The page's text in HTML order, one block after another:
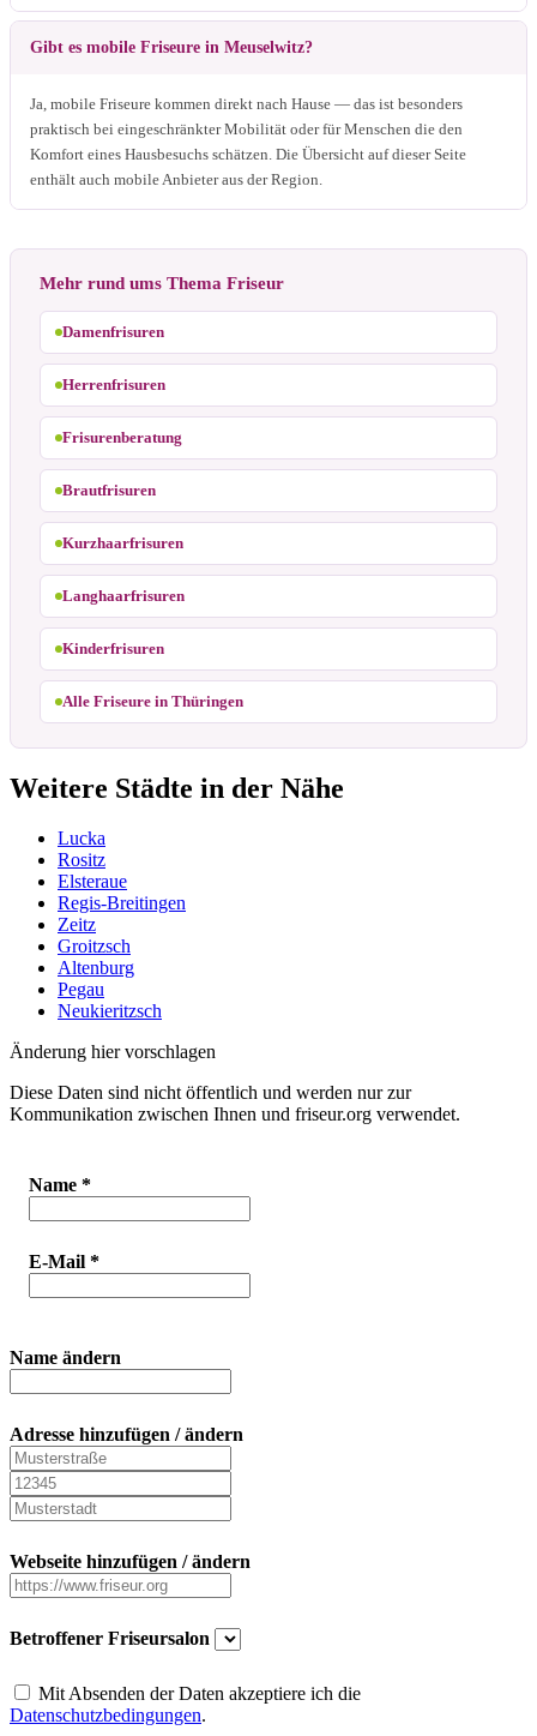
Gibt es mobile Friseure in Meuselwitz?
Ja, mobile Friseure kommen direkt nach Hause — das ist besonders
praktisch bei eingeschränkter Mobilität oder für Menschen die den
Komfort eines Hausbesuchs schätzen. Die Übersicht auf dieser Seite
enthält auch mobile Anbieter aus der Region.
Mehr rund ums Thema Friseur
Damenfrisuren
Herrenfrisuren
Frisurenberatung
Brautfrisuren
Kurzhaarfrisuren
Langhaarfrisuren
Kinderfrisuren
Alle Friseure in Thüringen
Weitere Städte in der Nähe
Lucka
Rositz
Elsteraue
Regis-Breitingen
Zeitz
Groitzsch
Altenburg
Pegau
Neukieritzsch
Änderung hier vorschlagen
Diese Daten sind nicht öffentlich und werden nur zur
Kommunikation zwischen Ihnen und friseur.org verwendet.
Name *
E-Mail *
Name ändern
Adresse hinzufügen / ändern
Webseite hinzufügen / ändern
Betroffener Friseursalon
Mit Absenden der Daten akzeptiere ich die
Datenschutzbedingungen.